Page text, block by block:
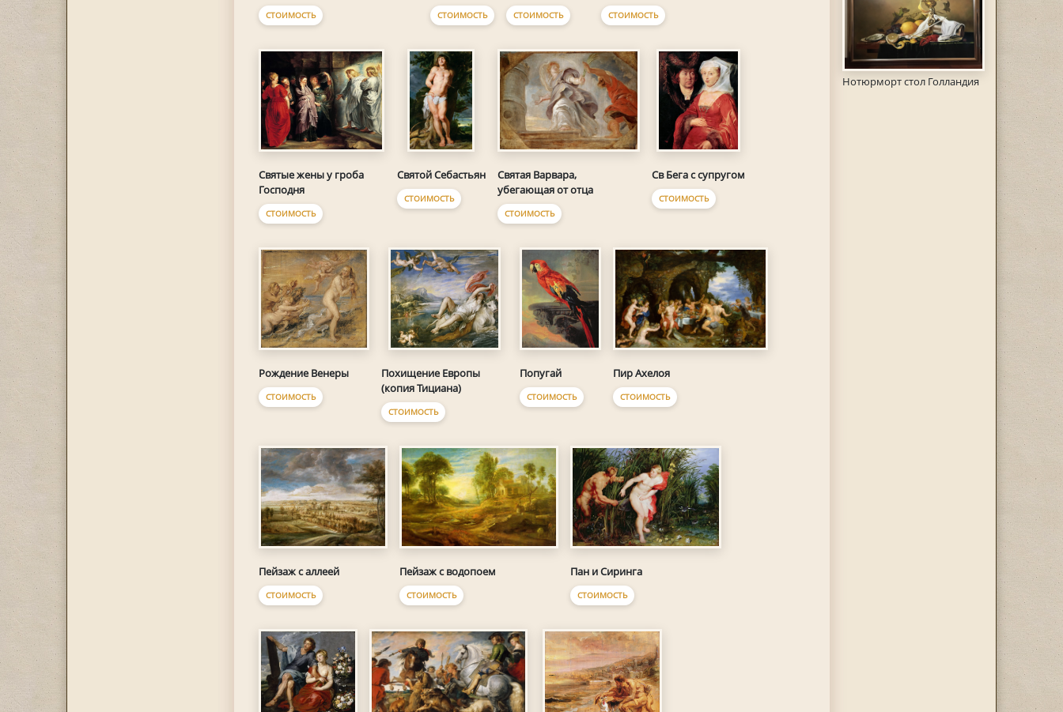
Нотюрморт стол Голландия
СТОИМОСТЬ СТОИМОСТЬ СТОИМОСТЬ СТОИМОСТЬ
Святые жены у гроба
Господня
СТОИМОСТЬ
Святой Себастьян
СТОИМОСТЬ
Святая Варвара,
убегающая от отца
СТОИМОСТЬ
Св Бега с супругом
СТОИМОСТЬ
Рождение Венеры
СТОИМОСТЬ
Похищение Европы
(копия Тициана)
СТОИМОСТЬ
Попугай
СТОИМОСТЬ
Пир Ахелоя
СТОИМОСТЬ
Пейзаж с аллеей
СТОИМОСТЬ
Пейзаж с водопоем
СТОИМОСТЬ
Пан и Сиринга
СТОИМОСТЬ